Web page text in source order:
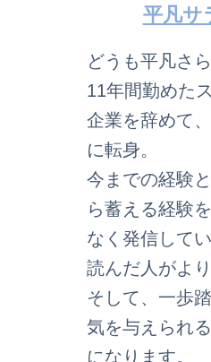
平凡サ
どうも平凡さ
11年間勤めた
企業を辞めて
に転身。
今までの経験
ら蓄える経験
なく発信してい
読んだ人がより
そして、一歩
気を与えられ
になります。